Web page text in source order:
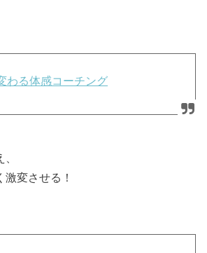
わる体感コーチング
変させる！